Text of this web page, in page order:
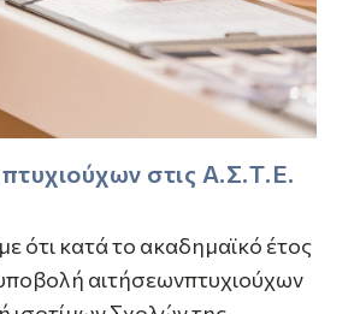
πτυχιούχων στις Α.Σ.Τ.Ε.
ότι κατά το ακαδημαϊκό έτος
αιτήσεωνπτυχιούχων